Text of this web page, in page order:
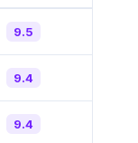
9.5
9.4
9.4